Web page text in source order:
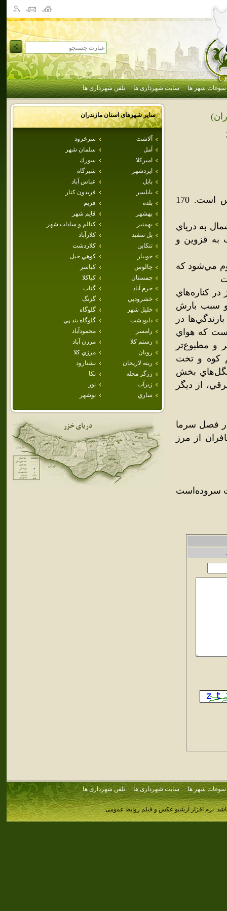
سوغات شهر ها سایت شهرداری ها تلفن شهرداری ها
سایر شهرهای استانمازندران
آلاشت
سرخرود
آمل
سلمان شهر
اميركلا
سورك
ايزدشهر
شيرگاه
بابل
عباس آباد
بابلسر
فريدون كنار
بلده
فريم
بهشهر
قايم شهر
بهمنير
كتالم و سادات شهر
پل سفيد
كلارآباد
تنكابن
كلاردشت
جويبار
كوهي خيل
چالوس
كياسر
چمستان
كياكلا
خرم آباد
گتاب
خشرودپي
گزنگ
خليل شهر
گلوگاه
دابودشت
گلوگاه بند پي
رامسر
محمودآباد
رستم كلا
مرزن آباد
رويان
مرزي كلا
رينه لاريجان
نشتارود
زرگر محله
نكا
زيرآب
نور
ساري
نوشهر
کِلاردَشت ناحيه‌اي در استان مازندران و از توابع شهرستان چالوس است. 170
به درياي
به قزوين و
مي‌شود که
کناره‌هاي
و سبب بارش
در
که هواي
و مطبوع‌تر
کوه و تخت
بخش
از ديگر
فصل سرما
از مرز
سروده‌است
سوغات شهر ها سایت شهرداری ها تلفن شهرداری ها
نرم افزار آرشیو عکس و فیلم روابط عمومی